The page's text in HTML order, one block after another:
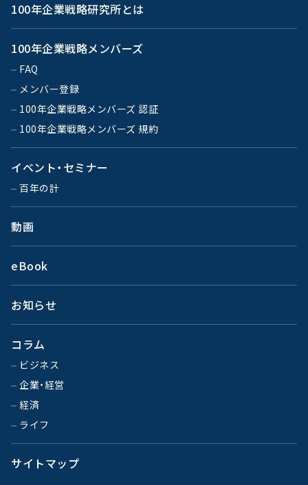
100年企業戦略研究所とは
100年企業戦略メンバーズ
FAQ
メンバー登録
100年企業戦略メンバーズ 認証
100年企業戦略メンバーズ 規約
イベント・セミナー
百年の計
動画
eBook
お知らせ
コラム
ビジネス
企業・経営
経済
ライフ
サイトマップ